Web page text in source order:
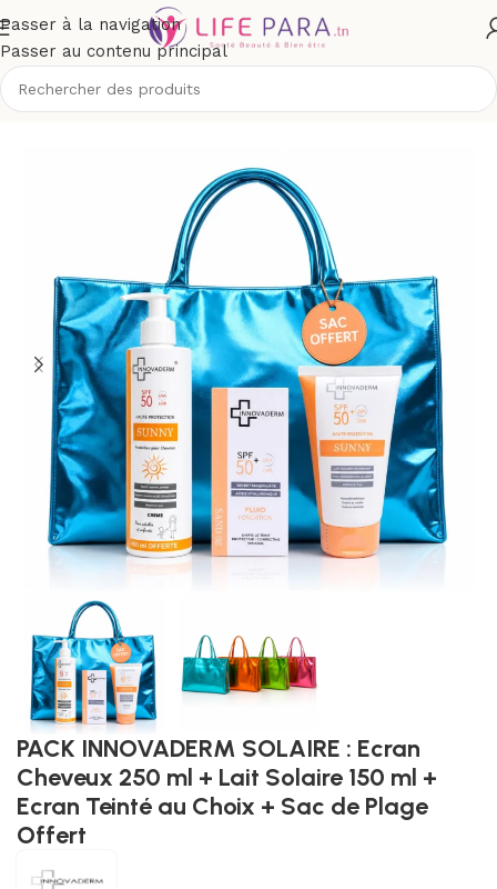
Passer à la navigation
Passer au contenu principal
Solaires/Crèmes solaires/Protection supérieure à spf 50+
PACK INNOVADERM SOLAIRE : Ecran
Cheveux 250 ml + Lait Solaire 150 ml +
Ecran Teinté au Choix + Sac de Plage
Offert